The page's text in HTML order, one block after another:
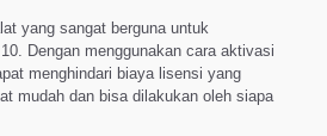
yang sangat berguna untuk
Dengan menggunakan cara aktivasi
menghindari biaya lisensi yang
mudah dan bisa dilakukan oleh siapa